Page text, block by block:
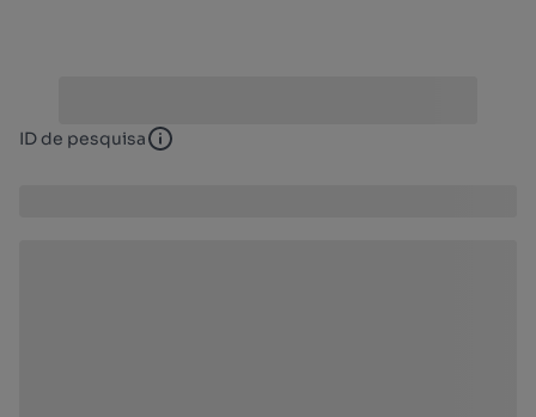
ID de pesquisa ID de pesquisa